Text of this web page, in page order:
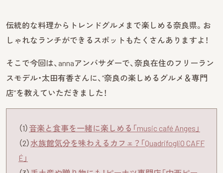
伝統的な料理からトレンドグルメまで楽しめる奈良県。お
しゃれなランチができるスポットもたくさんありますよ！
そこで今回は、annaアンバサダーで、奈良在住のフリーラン
スモデル・太田有香さんに、“奈良の楽しめるグルメ＆専門
店”を教えていただきました！
（1） 音楽と食事を一緒に楽しめる「music café Anges」
（2）水族館気分を味わえるカフェ？「QuadrifogliO CAFF
É」